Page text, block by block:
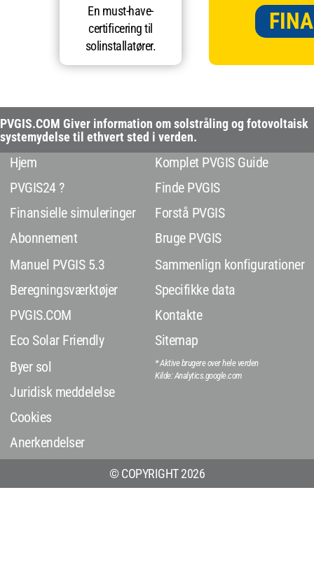
En must-have-
certificering til
solinstallatører.
PVGIS.COM Giver information om solstråling og fotovoltaisk
systemydelse til ethvert sted i verden.
Hjem
PVGIS24 ?
Finansielle simuleringer
Abonnement
Manuel PVGIS 5.3
Beregningsværktøjer
PVGIS.COM
Eco Solar Friendly
Byer sol
Juridisk meddelelse
Cookies
Anerkendelser
Komplet PVGIS Guide
Finde PVGIS
Forstå PVGIS
Bruge PVGIS
Sammenlign konfigurationer
Specifikke data
Kontakte
Sitemap
* Aktive brugere over hele verden
Kilde: Analytics.google.com
© COPYRIGHT 2026